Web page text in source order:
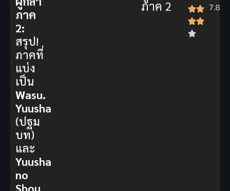
ภาค 2
7.8
ภาค
2:
สรุป!
ภาคที่
แบ่ง
เป็น
Wasu.
Yuusha
(ปฐม
บท)
และ
Yuusha
no
Shou